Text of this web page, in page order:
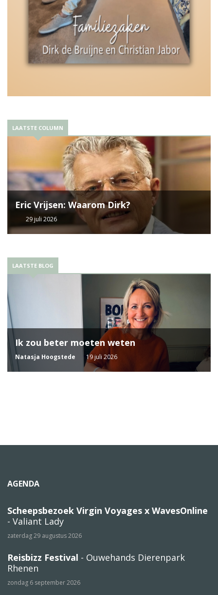
LAATSTE COLUMN
Eric Vrijsen: Waarom Dirk?
29 juli 2026
LAATSTE BLOG
Ik zou beter moeten weten
Natasja Hoogstede 19 juli 2026
AGENDA
Scheepsbezoek Virgin Voyages x WavesOnline
- Valiant Lady
zaterdag 29 augustus 2026
Reisbizz Festival - Ouwehands Dierenpark
Rhenen
zondag 6 september 2026